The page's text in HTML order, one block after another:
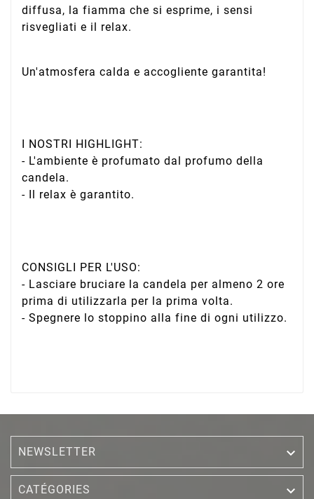
diffusa, la fiamma che si esprime, i sensi
risvegliati e il relax.
Un'atmosfera calda e accogliente garantita!
I NOSTRI HIGHLIGHT:
- L'ambiente è profumato dal profumo della
candela.
- Il relax è garantito.
CONSIGLI PER L'USO:
- Lasciare bruciare la candela per almeno 2 ore
prima di utilizzarla per la prima volta.
- Spegnere lo stoppino alla fine di ogni utilizzo.
NEWSLETTER 
CATÉGORIES 